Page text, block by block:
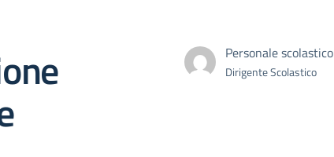
Personale scolastico
Dirigente Scolastico